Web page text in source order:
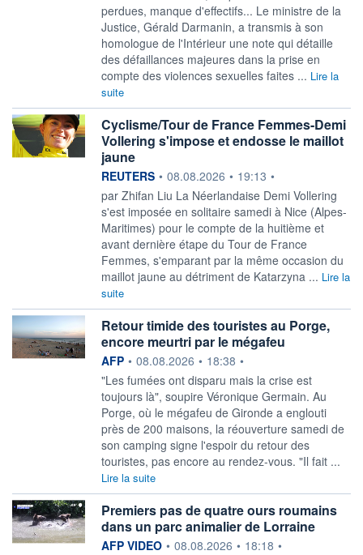
perdues, manque d'effectifs... Le ministre de la
Justice, Gérald Darmanin, a transmis à son
homologue de l'Intérieur une note qui détaille
des défaillances majeures dans la prise en
compte des violences sexuelles faites ... Lire la
suite
Cyclisme/Tour de France Femmes-Demi
Vollering s'impose et endosse le maillot
jaune
information fournie par
REUTERS • 08.08.2026 • 19:13 •
par Zhifan Liu La Néerlandaise Demi Vollering
s'est imposée en solitaire ‌samedi à Nice (Alpes-
Maritimes) pour le compte de la huitième et
avant dernière étape du Tour de France
Femmes, s'emparant par la même ​occasion du
maillot jaune au détriment de Katarzyna ... Lire la
suite
Retour timide des touristes au Porge,
encore meurtri par le mégafeu
information fournie par
AFP • 08.08.2026 • 18:38 •
"Les fumées ont disparu mais la crise est
toujours là", soupire Véronique Germain. Au
Porge, où le mégafeu de Gironde a englouti
près de 200 maisons, la réouverture samedi de
son camping signe l'espoir du retour des
touristes, pas encore au rendez-vous. "Il fait ...
Lire la suite
Premiers pas de quatre ours roumains
dans un parc animalier de Lorraine
information fournie par
AFP VIDEO • 08.08.2026 • 18:18 •